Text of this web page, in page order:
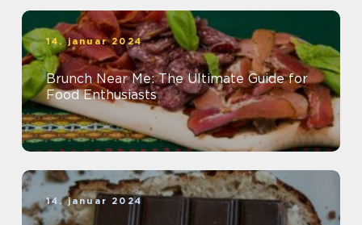
14. januar 2024
Brunch Near Me: The Ultimate Guide for
Food Enthusiasts
14. januar 2024